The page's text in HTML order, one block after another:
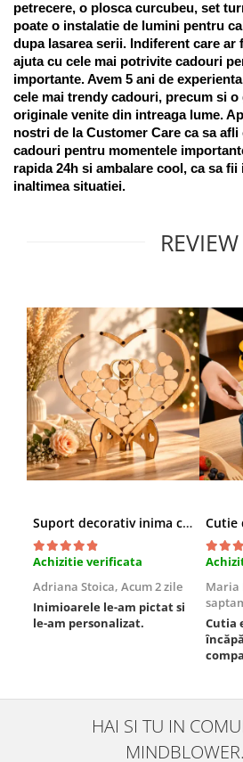
petrecere, o plosca curcubeu, set
poate o instalatie de lumini pentru
dupa lasarea serii. Indiferent care ar
ajuta cu cele mai potrivite cadouri
importante. Avem 5 ani de
cele mai trendy cadouri, precum si o
originale venite din intreaga lume.
nostri de la Customer Care ca sa afli
cadouri pentru momentele
rapida 24h si ambalare cool, ca sa fii
inaltimea situatiei.
REVIEW
Suport decorativ inima cu mesaje, Cadou cu suflet
Achizitie verificata
Adriana Stoica, Acum 2 zile
Inimioarele le-am pictat si
le-am personalizat.
Maria
Cutia
este
HAI SI TU IN